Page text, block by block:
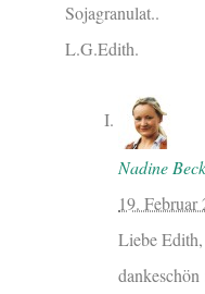
Sojagranulat..
L.G.Edith.
Nadine
19. Februar
Liebe Edith,